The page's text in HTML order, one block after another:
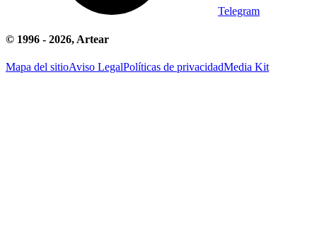
Telegram
© 1996 - 2026, Artear
Mapa del sitioAviso LegalPolíticas de privacidadMedia Kit